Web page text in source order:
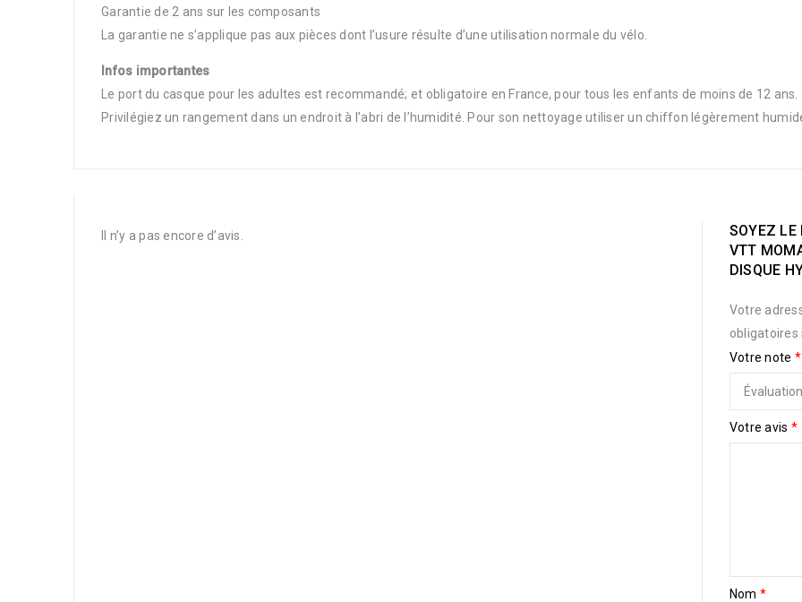
Garantie de 2 ans sur les composants
La garantie ne s’applique pas aux pièces dont l’usure résulte d’une utilisation normale du vélo.
Infos importantes
Le port du casque pour les adultes est recommandé; et obligatoire en France, pour tous les enfants de moins de 12 ans.
Privilégiez un rangement dans un endroit à l’abri de l’humidité. Pour son nettoyage utiliser un chiffon légèrement
Il n’y a pas encore d’avis.
SOYEZ LE
VTT
DISQUE
Votre
obligatoires
Votre note *
Votre avis *
Nom *